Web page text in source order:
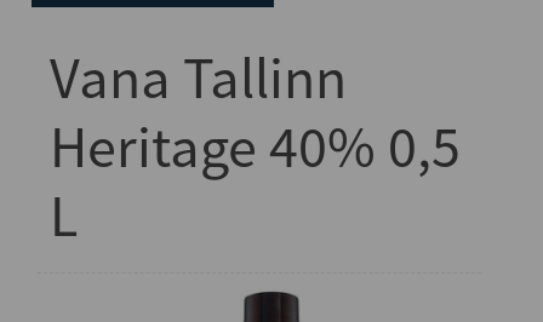
Vana Tallinn
Heritage 40% 0,5
L